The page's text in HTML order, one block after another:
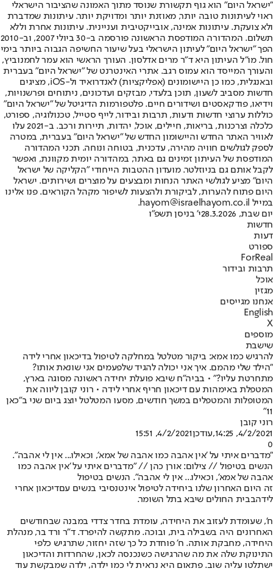
"ישראל היום" הוא גוף תקשורת שנוסד מתוך האמונה שהציבור הישראלי
ראוי לעיתונות טובה יותר, מאוזנת יותר ומדויקת יותר. עיתונות שמדברת
ולא צועקת. עיתונות אמינה, אובייקטיבית ועניינית. עיתונות אחרת וללא
תשלום. המהדורה המודפסת הראשונה פורסמה ב-30 ביולי 2007, וב-2010
הפך "ישראל היום" לעיתון הישראלי בעל שיעור החשיפה הגבוה ביותר בימי
חול. מו"ל העיתון היא ד"ר מרים אדלסון. העורך הראשי הוא עמר לחמנוביץ,
והעורך המייסד הוא עמוס רגב. אתרי האינטרנט של "ישראל היום" בעברית
ובאנגלית, כמו כן היישומונים (אפליקציות) לאנדרואיד ול-iOS, מציגים
חדשות מסביב לשעון, תוכן בלעדי, מבזקים ועדכונים, ניתוחים ופרשנויות,
וידיאו, פודקאסטים ושידורים חיים. פלטפורמות הדיגיטל של "ישראל היום"
כוללות ערוצי חדשות ודעות, תרבות ובידור, לייף סטייל, טכנולוגיה, ספורט,
כלכלה וצרכנות, בריאות, חיילים, אוכל, יהדות, תיירות ורכב. ב-2021 עלו
לאוויר האתר החדש והיישומון החדש של "ישראל היום" בעברית, במטרה
לספק לגולשים חוויה מהירה, עדכנית, בטוחה ונוחה. תכני המהדורה
המודפסת של העיתון זמינים גם באתר, במהדורה יומית מקוונת, ואפשר
לקבל אותם גם בניוזלטר. מועדון ההטבות הייחודי "הקליקה של ישראל
היום" מציע לגולשי האתר הנחות ומבצעים על מוצרים ושירותים. ישראל
היום פתוח להערות, לביקורת ולהצעות לשיפור מקהל הקוראים. פנו אלינו
במייל hayom@israelhayom.co.il.
יום שבת, 28.3.2026
י' בניסן תשפ"ו
חדשות
דעות
ספורט
ForReal
תרבות ובידור
אוכל
מגזין
אנחנו מגייסים
English
X
מוספים
שישבת
להרגיש כמו אמא: ביקור מטלטל במחלקה לטיפול בדיכאון אחרי לידה
"הילד שלי מהמם. איך אני יכולה להגיד שלפעמים אני שונאת אותו?
מתחרטת עליו?" • בביה"ח שיבא פועלת יחידה ראשונה מסוגה בארץ,
המטפלת באימהות עם דיכאון חריף אחרי לידה • רוני קובן ליווה את
המטופלות והמטפלים במשך חודשים, מסעו המטלטל יוצג ביום שני ב"כאן
11"
רוני קובן
4/2/2021, 14:25
,עודכן4/2/2021, 15:51
0
"מדברים איתי על 'אין אהבה כמו אהבה של אמא', וכאילו... אין לי אהבה".
הנשים בטיפול // צילום: אורן כהן // "מדברים איתי על 'אין אהבה כמו
אהבה של אמא', וכאילו... אין לי אהבה". הנשים בטיפול
זה היום האחרון שלנו ביחידה לטיפול אינטנסיבי בנשים עםדיכאון אחרי
לידהבבית החולים שיבא בתל השומר.
ח', שעומדת לעזוב את היחידה, עומדת בחדר צדדי במבנה שבחודשים
האחרונים היה בשבילה בית, ובוכה. מתקשה להיפרד. ד"ר ורד בר, מנהלת
היחידה, מחבקת אותה. ח' פוחדת כל כך שזה יחזור, שתרגיש כלפי
התינוקת שלה את מה שהרגישה כשנכנסה לכאן, שהחרדות והדיכאון
ישתלטו עליה שוב. פתאום היא נראית לי כמו ילדה, ילדה שמבקשת עוד